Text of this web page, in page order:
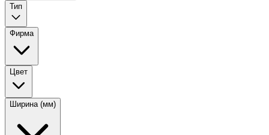
Тип
Фирма
Цвет
Ширина (мм)